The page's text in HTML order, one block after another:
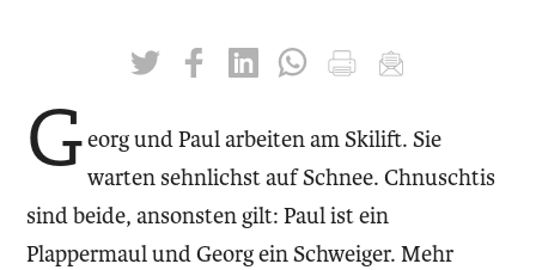
twittern liken teilen teilen drucken
Georg und Paul arbeiten am Skilift. Sie
warten sehnlichst auf Schnee. Chnuschtis
sind beide, ansonsten gilt: Paul ist ein
Plappermaul und Georg ein Schweiger. Mehr